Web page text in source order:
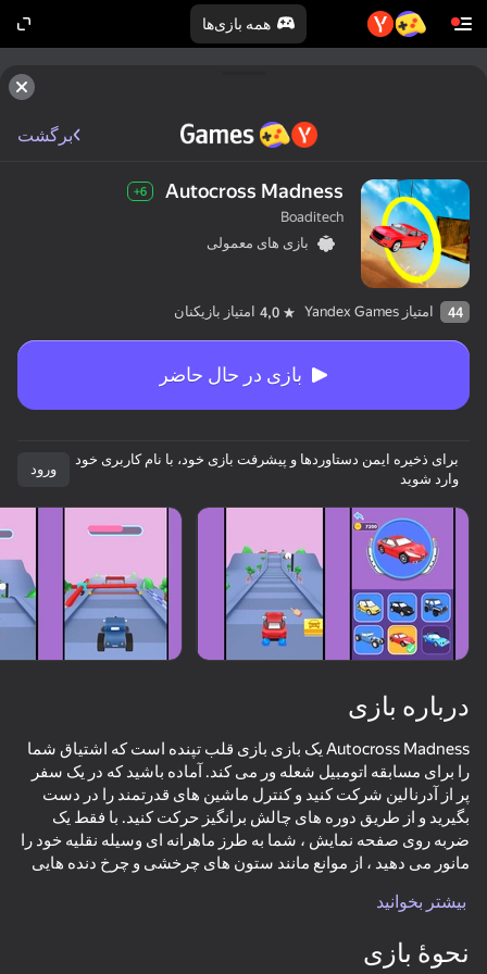
همه بازی‌ها
Cool Cars Run 3D
برگشت
Autocross Madness
6+
Boaditech
بازی های معمولی
44 امتیاز Yandex Games 4,0 امتیاز بازیکنان
بازی در حال حاضر
برای ذخیره ایمن دستاوردها و پیشرفت بازی خود، با نام کاربری خود
وارد شوید
ورود
درباره بازی
Autocross Madness یک بازی بازی قلب تپنده است که اشتیاق شما
را برای مسابقه اتومبیل شعله ور می کند. آماده باشید که در یک سفر
پر از آدرنالین شرکت کنید و کنترل ماشین های قدرتمند را در دست
بگیرید و از طریق دوره های چالش برانگیز حرکت کنید. با فقط یک
ضربه روی صفحه نمایش ، شما به طرز ماهرانه ای وسیله نقلیه خود را
مانور می دهید ، از موانع مانند ستون های چرخشی و چرخ دنده هایی
شده شما را با سکه های طلا ارزشمند پاداش می دهد ، که می تواند
خود را در هیجان جنون اتوکراس غرق کنید و قهرمان نهایی مسابقه
بیشتر بخوانید
نحوۀ بازی